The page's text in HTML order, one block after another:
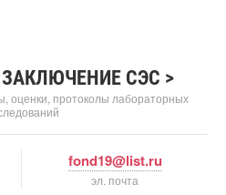
СЭС >
оценки, протоколы лабораторных
fond19@list.ru
эл. почта